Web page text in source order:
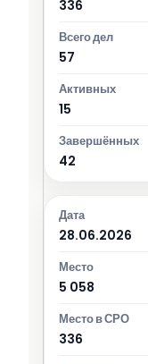
336
57
15
42
28.06.2026
5 058
336